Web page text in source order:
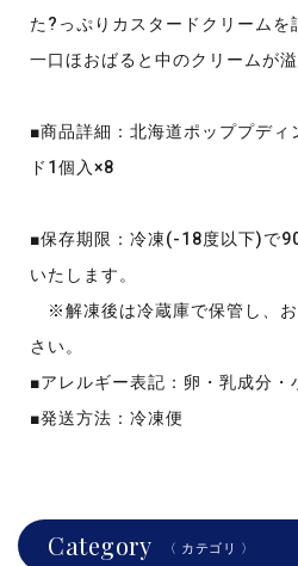
た?っぷりカスタードクリームを
一口ほおばると中のクリームが溢
■商品詳細：北海道ポッププディ
ド1個入×8
■保存期限：冷凍(-18度以下)で
いたします。
※解凍後は冷蔵庫で保管し、お
さい。
■アレルギー表記：卵・乳成分・
■発送方法：冷凍便
Category 〈 カテゴリ 〉